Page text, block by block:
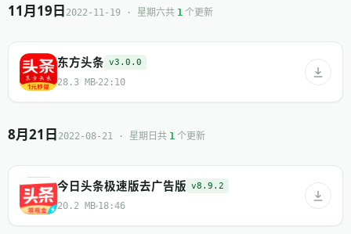
11月19日 2022-11-19 · 星期六共 1 个更新
东方头条 v3.0.0
28.3 MB 22:10
8月21日 2022-08-21 · 星期日 共 1 个更新
今日头条极速版去广告版 v8.9.2
20.2 MB 18:46